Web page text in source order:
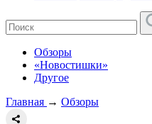
Обзоры
«Новостишки»
Другое
Главная → Обзоры